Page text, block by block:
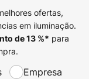
ofertas,
em iluminação.
de13%* para
Empresa